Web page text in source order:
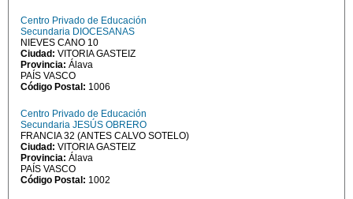
Centro Privado de Educación
Secundaria DIOCESANAS
NIEVES CANO 10
Ciudad: VITORIA GASTEIZ
Provincia: Álava
PAÍS VASCO
Código Postal: 1006
Centro Privado de Educación
Secundaria JESÚS OBRERO
FRANCIA 32 (ANTES CALVO SOTELO)
Ciudad: VITORIA GASTEIZ
Provincia: Álava
PAÍS VASCO
Código Postal: 1002